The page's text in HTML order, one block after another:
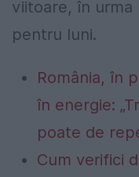
viitoare, în urma
pentru luni.
România, în
în energie:
poate de
Cum verifici